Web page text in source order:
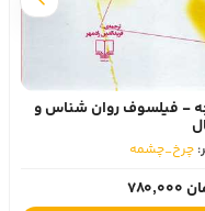
- فیلسوف روان شناس و
چرخ_چشمه